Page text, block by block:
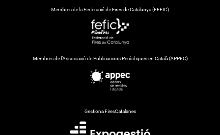
Membres de la Federació de Fires de Catalunya (FEFIC)
Membres de l’Associació de Publicacions Periòdiques en Català (APPEC)
Gestiona FiresCatalanes